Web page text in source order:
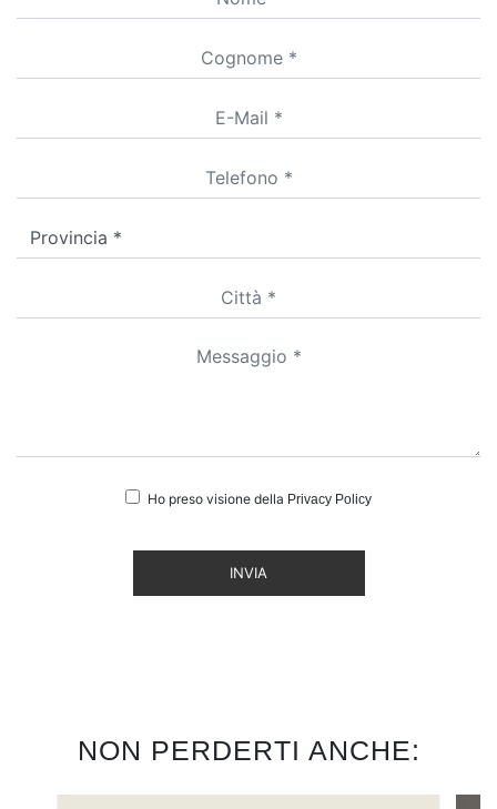
Ho preso visione della Privacy Policy
INVIA
NON PERDERTI ANCHE: